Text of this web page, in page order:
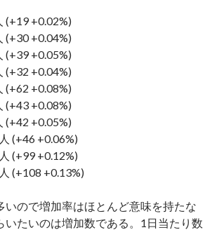
(+19 +0.02%)
(+30 +0.04%)
(+39 +0.05%)
(+32 +0.04%)
(+62 +0.08%)
(+43 +0.08%)
(+42 +0.05%)
(+46 +0.06%)
(+99 +0.12%)
(+108 +0.13%)
いので増加率はほとんど意味を持たな
いたいのは増加数である。1日当たり数